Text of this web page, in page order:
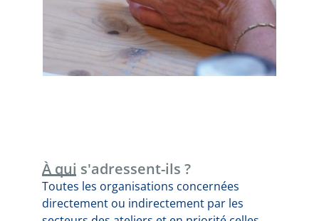
À qui s'adressent-ils ?
Toutes les organisations concernées
directement ou indirectement par les